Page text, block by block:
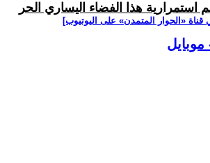
هذا الفضاء اليساري الحر
‫«الحوار المتمدن» على اليوتيوب]
موبايل